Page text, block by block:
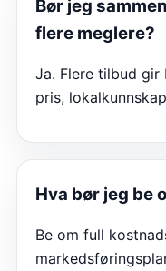
Bør jeg
flere meglere?
Ja. Flere tilbud gir
pris,
Hva bør jeg be
Be om full